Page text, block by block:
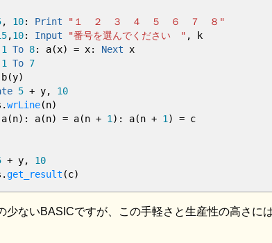
, 10: Print
"１ ２ ３ ４ ５ ６ ７ ８"
,10: Input "番号を選んでください " , k
1 To 8: a(x) = x: Next x
1 To 7
(y)
5 + y, 10
wrLine(n)
(n) : a(n) = a(n + 1 ) : a(n + 1 )
= c
+ y, 10
get_result (c)
judge( a(),k,z )= 1 Then
少ないBASICですが、この手軽さと生産性の高さに